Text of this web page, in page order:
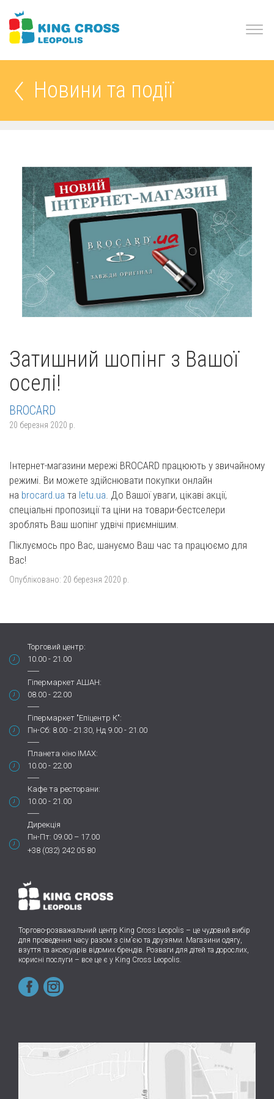
Новини та події
Затишний шопінг з Вашої
оселі!
BROCARD
20 березня 2020 р.
Інтернет-магазини мережі BROCARD працюють у звичайному
режимі. Ви можете здійснювати покупки онлайн
на brocard.ua та letu.ua . До Вашої уваги, цікаві акції,
спеціальні пропозиції та ціни на товари-бестселери
зроблять Ваш шопінг удвічі приємнішим.
Піклуємось про Вас, шануємо Ваш час та працюємо для
Вас!
Опубліковано: 20 березня 2020 р.
Торговий центр:
10.00 - 21.00
Гіпермаркет АШАН:
08.00 - 22.00
Гіпермаркет "Епіцентр К":
Пн-Сб: 8.00 - 21.30, Нд 9.00 - 21.00
Планета кіно IMAX:
10.00 - 22.00
Кафе та ресторани:
10.00 - 21.00
Дирекція
Пн-Пт: 09.00 – 17.00
+38 (032) 242 05 80
Торгово-розважальний центр King Cross Leopolis – це чудовий вибір
для проведення часу разом з сім’єю та друзями. Магазини одягу,
взуття та аксесуарів відомих брендів. Розваги для дітей та дорослих,
корисні послуги – все це є у King Cross Leopolis.